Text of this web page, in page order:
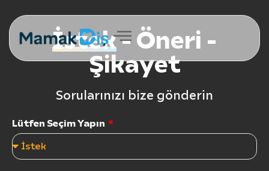
İstek- Öneri -
Şikayet
Sorularınızı bize gönderin
Lütfen Seçim Yapın